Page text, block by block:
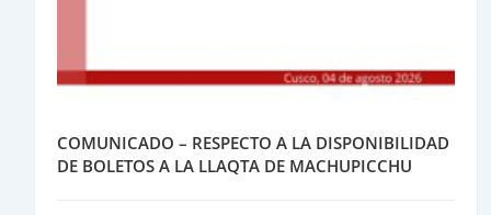
COMUNICADO – RESPECTO A LA DISPONIBILIDAD
DE BOLETOS A LA LLAQTA DE MACHUPICCHU